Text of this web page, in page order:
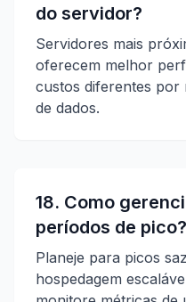
do servidor?
Servidores mais
oferecem melhor
custos diferentes por
de dados.
18. Como
períodos de pico?
Planeje para picos
hospedagem